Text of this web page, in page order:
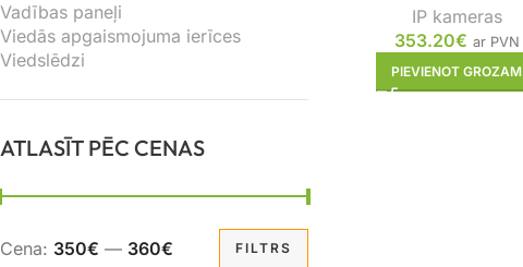
Vadības paneļi
Viedās apgaismojuma ierīces
Viedslēdzi
ATLASĪT PĒC CENAS
FILTRS
Cena: 350€ — 360€
IP kameras
353.20€ ar PVN
PIEVIENOT GROZAM